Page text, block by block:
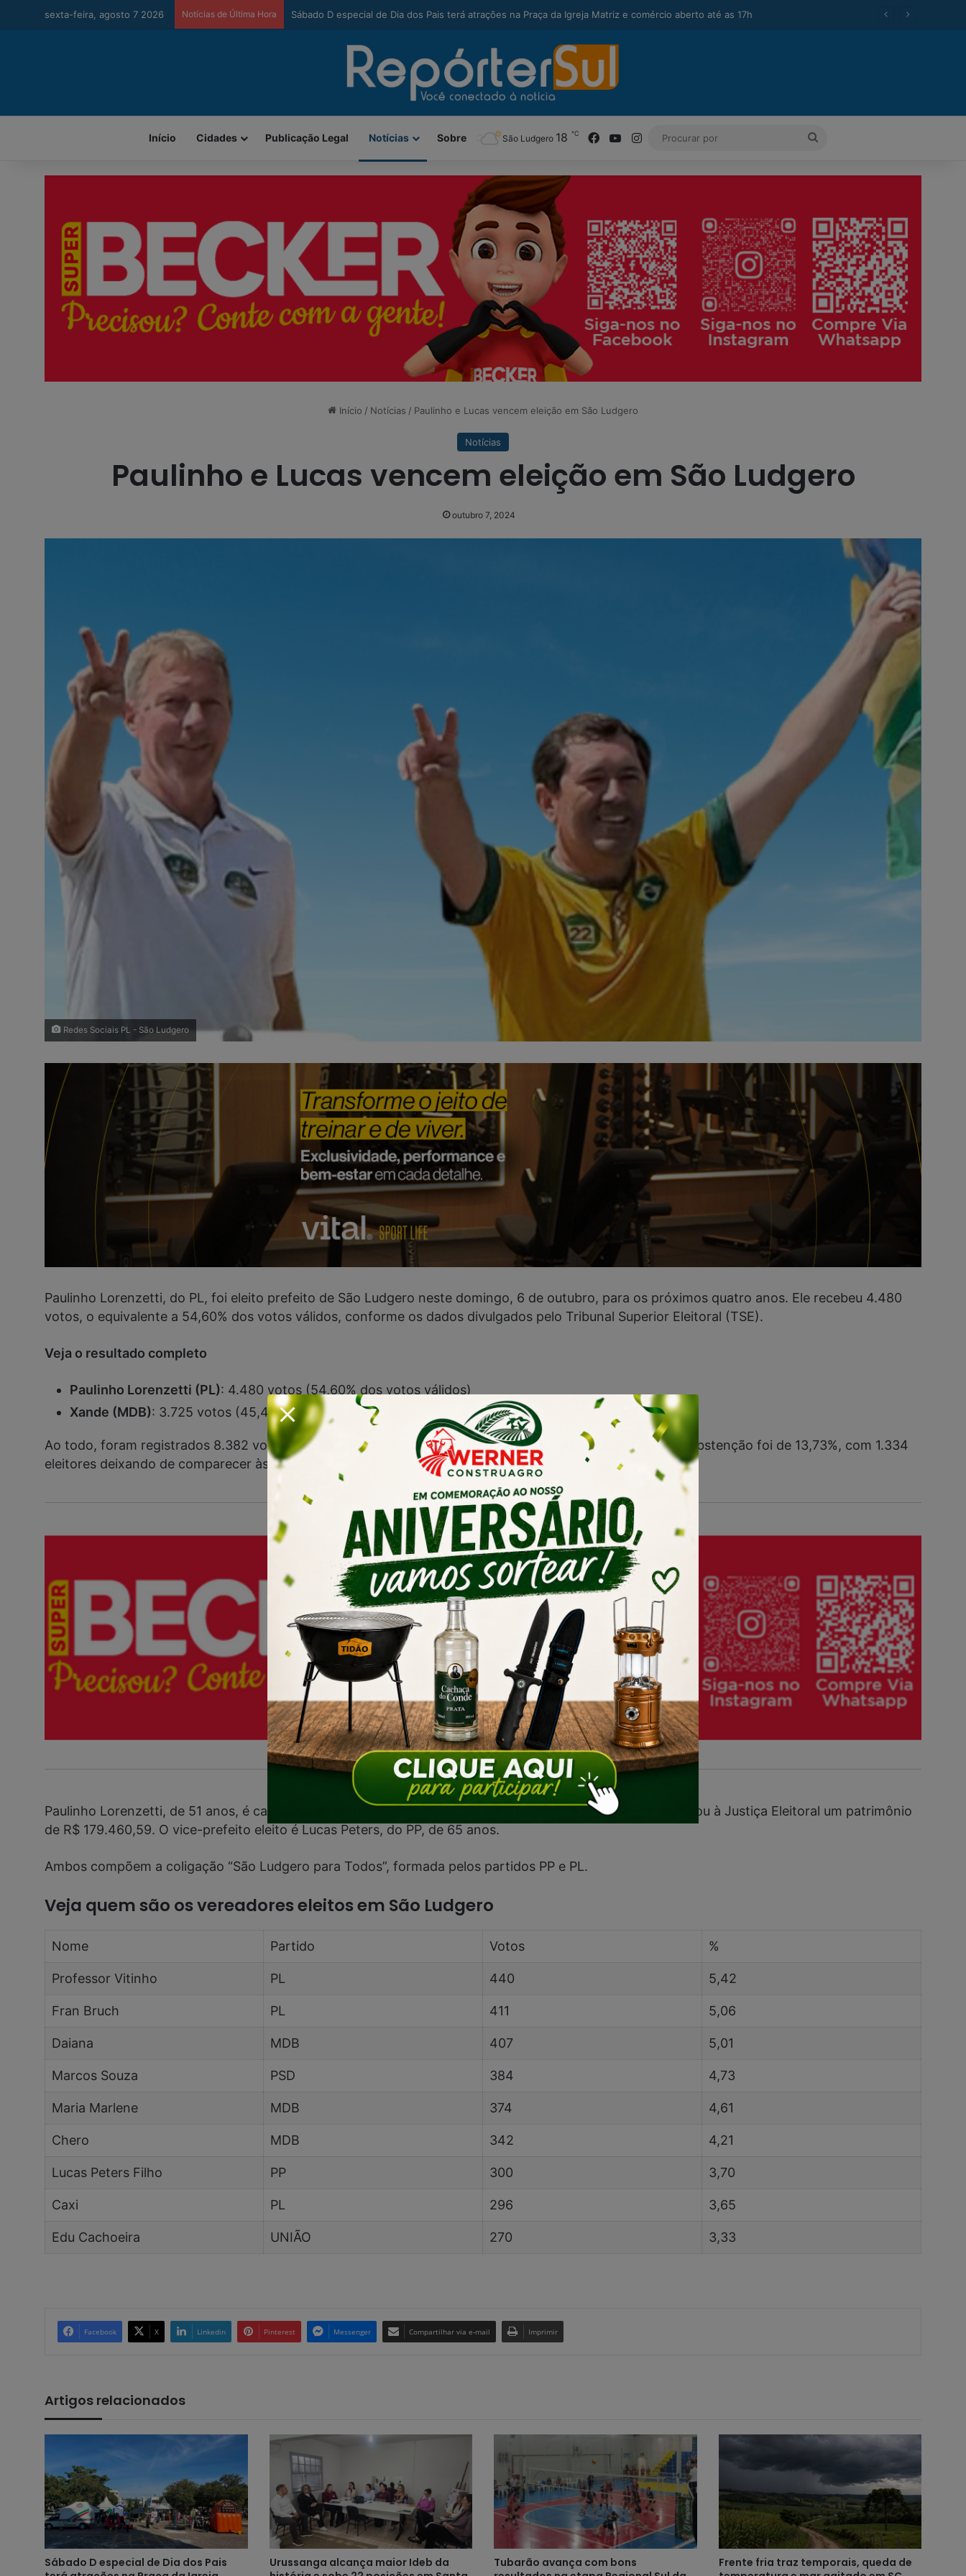
sexta-feira, agosto 7 2026 Notícias de Última Hora Urussanga alcança maior Ideb da história e sobe 22 posições em Santa Catarina
Início Cidades Publicação Legal Notícias Sobre São Ludgero 18 ℃ Facebook
YouTube
Instagram
Início / Notícias / Paulinho e Lucas vencem eleição em São Ludgero
Notícias
Paulinho e Lucas vencem eleição em São Ludgero
outubro 7, 2024
Redes Sociais PL - São Ludgero
Paulinho Lorenzetti, do PL, foi eleito prefeito de São Ludgero neste domingo, 6 de outubro, para os próximos quatro anos. Ele recebeu 4.480
votos, o equivalente a 54,60% dos votos válidos, conforme os dados divulgados pelo Tribunal Superior Eleitoral (TSE).
Veja o resultado completo
Paulinho Lorenzetti (PL): 4.480 votos (54,60% dos votos válidos)
Xande (MDB): 3.725 votos (45,40% dos votos válidos)
Ao todo, foram registrados 8.382 votos, incluindo 69 votos brancos (0,82%) e 108 votos nulos (1,29%). A abstenção foi de 13,73%, com 1.334
eleitores deixando de comparecer às urnas.
Continua após anúncio
Fim do anúncio
Paulinho Lorenzetti, de 51 anos, é casado, possui ensino médio completo e atua como agricultor. Ele declarou à Justiça Eleitoral um patrimônio
de R$ 179.460,59. O vice-prefeito eleito é Lucas Peters, do PP, de 65 anos.
Ambos compõem a coligação “São Ludgero para Todos”, formada pelos partidos PP e PL.
Veja quem são os vereadores eleitos em São Ludgero
Nome Partido Votos %
Professor Vitinho PL 440 5,42
Fran Bruch PL 411 5,06
Daiana MDB 407 5,01
Marcos Souza PSD 384 4,73
Maria Marlene MDB 374 4,61
Chero MDB 342 4,21
Lucas Peters Filho PP 300 3,70
Caxi PL 296 3,65
Edu Cachoeira UNIÃO 270 3,33
Facebook X Linkedin Pinterest Messenger Compartilhar via e-mail Imprimir
Artigos relacionados
Sábado D especial de Dia dos Pais
Urussanga alcança maior Ideb da
Tubarão avança com bons
Frente fria traz temporais, queda de